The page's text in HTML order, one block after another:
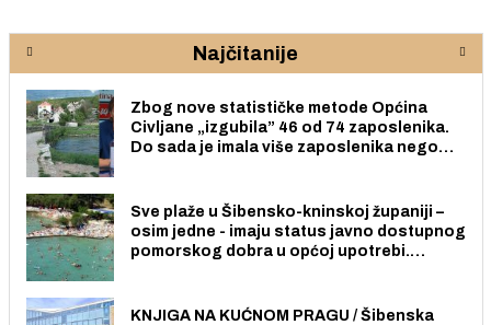
Najčitanije
Zbog nove statističke metode Općina
Civljane „izgubila” 46 od 74 zaposlenika.
Do sada je imala više zaposlenika nego
Sve plaže u Šibensko-kninskoj županiji –
osim jedne - imaju status javno dostupnog
pomorskog dobra u općoj upotrebi.
KNJIGA NA KUĆNOM PRAGU / Šibenska